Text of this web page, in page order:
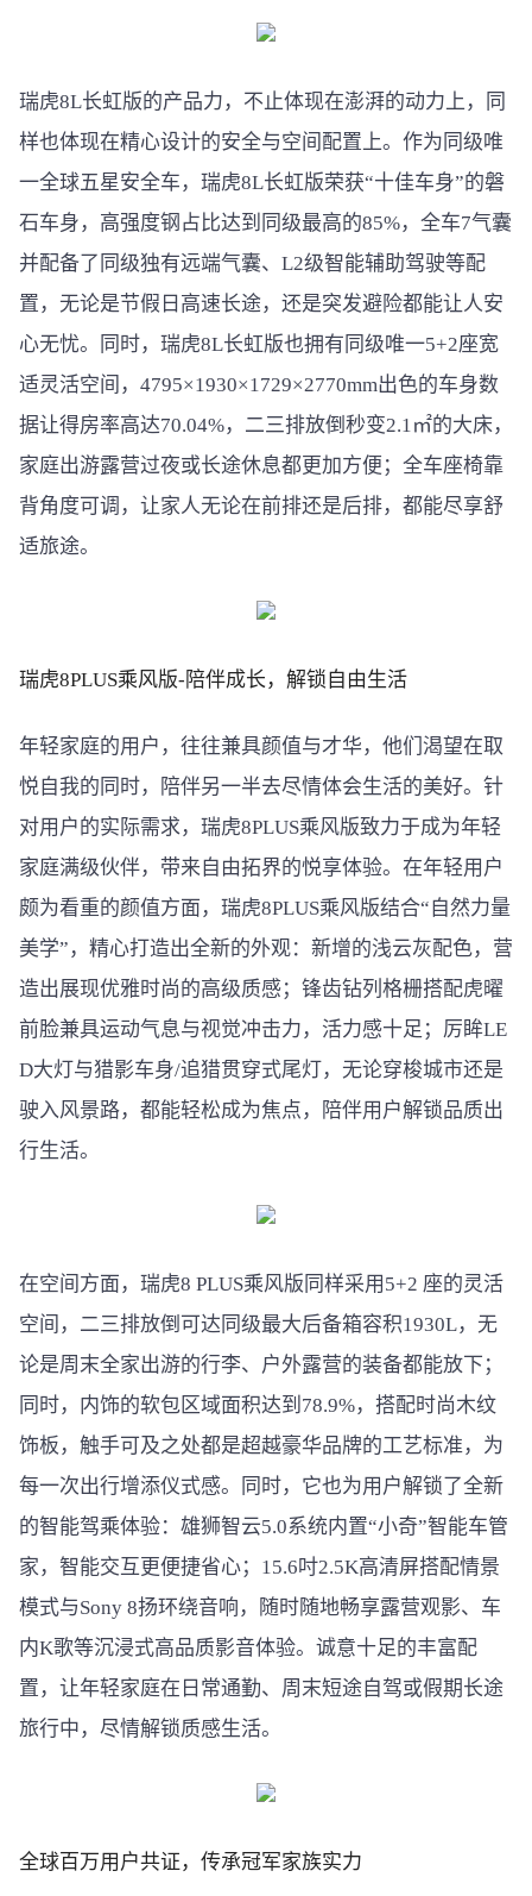
瑞虎8L长虹版的产品力，不止体现在澎湃的动力上，同
样也体现在精心设计的安全与空间配置上。作为同级唯
一全球五星安全车，瑞虎8L长虹版荣获“十佳车身”的磐
石车身，高强度钢占比达到同级最高的85%，全车7气囊
并配备了同级独有远端气囊、L2级智能辅助驾驶等配
置，无论是节假日高速长途，还是突发避险都能让人安
心无忧。同时，瑞虎8L长虹版也拥有同级唯一5+2座宽
适灵活空间，4795×1930×1729×2770mm出色的车身数
据让得房率高达70.04%，二三排放倒秒变2.1㎡的大床，
家庭出游露营过夜或长途休息都更加方便；全车座椅靠
背角度可调，让家人无论在前排还是后排，都能尽享舒
适旅途。
瑞虎8PLUS乘风版- 陪伴成长，解锁自由生活
年轻家庭的用户，往往兼具颜值与才华，他们渴望在取
悦自我的同时，陪伴另一半去尽情体会生活的美好。针
对用户的实际需求，瑞虎8PLUS乘风版致力于成为年轻
家庭满级伙伴，带来自由拓界的悦享体验。在年轻用户
颇为看重的颜值方面，瑞虎8PLUS乘风版结合“自然力量
美学”，精心打造出全新的外观：新增的浅云灰配色，营
造出展现优雅时尚的高级质感；锋齿钻列格栅搭配虎曜
前脸兼具运动气息与视觉冲击力，活力感十足；厉眸LE
D大灯与猎影车身/追猎贯穿式尾灯，无论穿梭城市还是
驶入风景路，都能轻松成为焦点，陪伴用户解锁品质出
行生活。
在空间方面，瑞虎8 PLUS乘风版同样采用5+2 座的灵活
空间，二三排放倒可达同级最大后备箱容积1930L，无
论是周末全家出游的行李、户外露营的装备都能放下；
同时，内饰的软包区域面积达到78.9%，搭配时尚木纹
饰板，触手可及之处都是超越豪华品牌的工艺标准，为
每一次出行增添仪式感。同时，它也为用户解锁了全新
的智能驾乘体验：雄狮智云5.0系统内置“小奇”智能车管
家，智能交互更便捷省心；15.6吋2.5K高清屏搭配情景
模式与Sony 8扬环绕音响，随时随地畅享露营观影、车
内K歌等沉浸式高品质影音体验。诚意十足的丰富配
置，让年轻家庭在日常通勤、周末短途自驾或假期长途
旅行中，尽情解锁质感生活。
全球百万用户共证，传承冠军家族实力